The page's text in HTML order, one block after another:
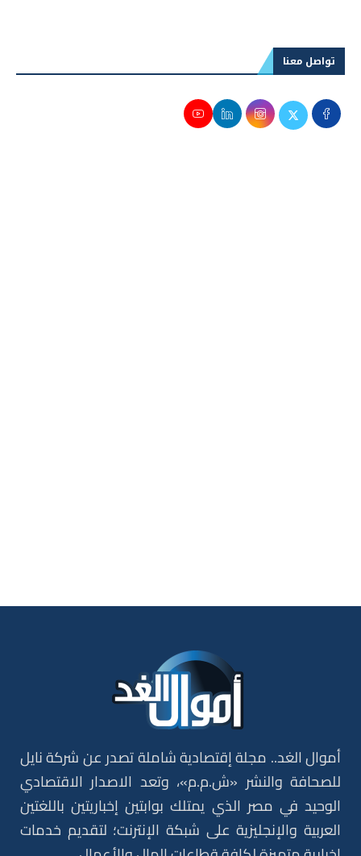
تواصل معنا
أموال الغد.. مجلة إقتصادية شاملة تصدر عن شركة نايل
للصحافة والنشر «ش.م.م»، وتعد الاصدار الاقتصادي
الوحيد في مصر الذي يمتلك بوابتين إخباريتين باللغتين
العربية والإنجليزية على شبكة الإنترنت؛ لتقديم خدمات